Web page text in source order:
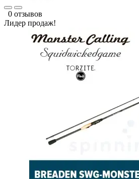
0 отзывов
Лидер продаж!